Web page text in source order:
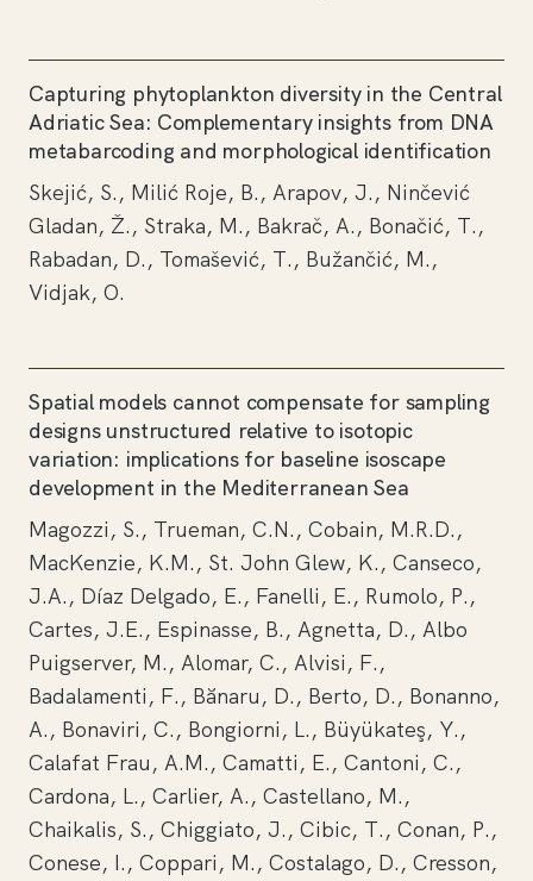
Capturing phytoplankton diversity in the Central
Adriatic Sea: Complementary insights from DNA
metabarcoding and morphological identification
Skejić, S., Milić Roje, B., Arapov, J., Ninčević
Gladan, Ž., Straka, M., Bakrač, A., Bonačić, T.,
Rabadan, D., Tomašević, T., Bužančić, M.,
Vidjak, O.
Spatial models cannot compensate for sampling
designs unstructured relative to isotopic
variation: implications for baseline isoscape
development in the Mediterranean Sea
Magozzi, S., Trueman, C.N., Cobain, M.R.D.,
MacKenzie, K.M., St. John Glew, K., Canseco,
J.A., Díaz Delgado, E., Fanelli, E., Rumolo, P.,
Cartes, J.E., Espinasse, B., Agnetta, D., Albo
Puigserver, M., Alomar, C., Alvisi, F.,
Badalamenti, F., Bănaru, D., Berto, D., Bonanno,
A., Bonaviri, C., Bongiorni, L., Büyükateş, Y.,
Calafat Frau, A.M., Camatti, E., Cantoni, C.,
Cardona, L., Carlier, A., Castellano, M.,
Chaikalis, S., Chiggiato, J., Cibic, T., Conan, P.,
Conese, I., Coppari, M., Costalago, D., Cresson,